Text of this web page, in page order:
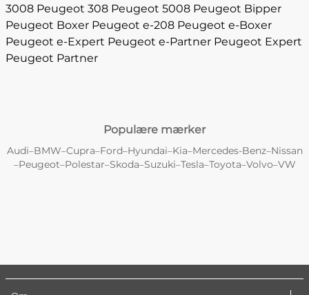
3008 Peugeot 308 Peugeot 5008 Peugeot Bipper
Peugeot Boxer Peugeot e-208 Peugeot e-Boxer
Peugeot e-Expert Peugeot e-Partner Peugeot Expert
Peugeot Partner
Populære mærker
Audi–BMW–Cupra–Ford–Hyundai–Kia–Mercedes-Benz–Nissan
–Peugeot–Polestar–Skoda–Suzuki–Tesla–Toyota–Volvo–VW